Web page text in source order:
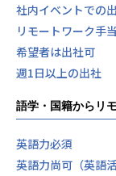
社内イベントでの
リモートワーク手
希望者は出社可
週1日以上の出社
語学・国籍からリ
英語力必須
英語力尚可（英語